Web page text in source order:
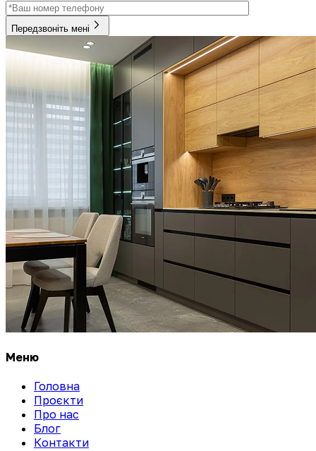
Передзвоніть мені
Меню
Головна
Проєкти
Про нас
Блог
Контакти